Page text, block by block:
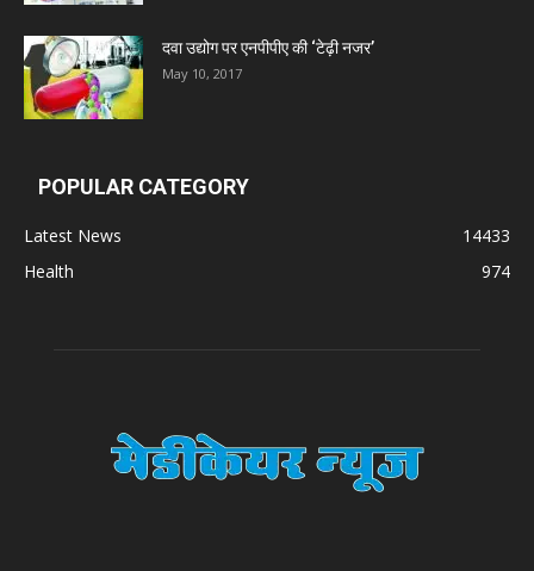
Digital Vision
Carewell Ayurveda
Dr. Madhukar Pharmaceuticals (P) Ltd
दवा उद्योग पर एनपीपीए की ‘टेढ़ी नजर’
May 10, 2017
POPULAR CATEGORY
Latest News
14433
Health
974